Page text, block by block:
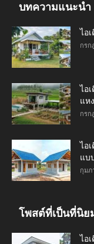
บทความแนะนำ
ไอ
กรก
ไอ
แห
กรก
ไอ
แบ
กุมภ
โพสต์ที่เป็นที่นิย
ไอ